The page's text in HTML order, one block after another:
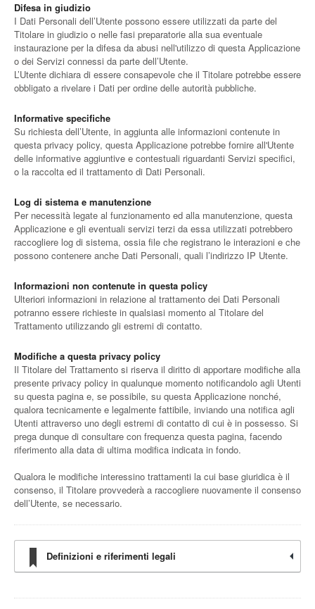
Difesa in giudizio
I Dati Personali dell’Utente possono essere utilizzati da parte del
Titolare in giudizio o nelle fasi preparatorie alla sua eventuale
instaurazione per la difesa da abusi nell'utilizzo di questa Applicazione
o dei Servizi connessi da parte dell’Utente.
L’Utente dichiara di essere consapevole che il Titolare potrebbe essere
obbligato a rivelare i Dati per ordine delle autorità pubbliche.
Informative specifiche
Su richiesta dell’Utente, in aggiunta alle informazioni contenute in
questa privacy policy, questa Applicazione potrebbe fornire all'Utente
delle informative aggiuntive e contestuali riguardanti Servizi specifici,
o la raccolta ed il trattamento di Dati Personali.
Log di sistema e manutenzione
Per necessità legate al funzionamento ed alla manutenzione, questa
Applicazione e gli eventuali servizi terzi da essa utilizzati potrebbero
raccogliere log di sistema, ossia file che registrano le interazioni e che
possono contenere anche Dati Personali, quali l’indirizzo IP Utente.
Informazioni non contenute in questa policy
Ulteriori informazioni in relazione al trattamento dei Dati Personali
potranno essere richieste in qualsiasi momento al Titolare del
Trattamento utilizzando gli estremi di contatto.
Modifiche a questa privacy policy
Il Titolare del Trattamento si riserva il diritto di apportare modifiche alla
presente privacy policy in qualunque momento notificandolo agli Utenti
su questa pagina e, se possibile, su questa Applicazione nonché,
qualora tecnicamente e legalmente fattibile, inviando una notifica agli
Utenti attraverso uno degli estremi di contatto di cui è in possesso. Si
prega dunque di consultare con frequenza questa pagina, facendo
riferimento alla data di ultima modifica indicata in fondo.
Qualora le modifiche interessino trattamenti la cui base giuridica è il
consenso, il Titolare provvederà a raccogliere nuovamente il consenso
dell’Utente, se necessario.
Definizioni e riferimenti legali